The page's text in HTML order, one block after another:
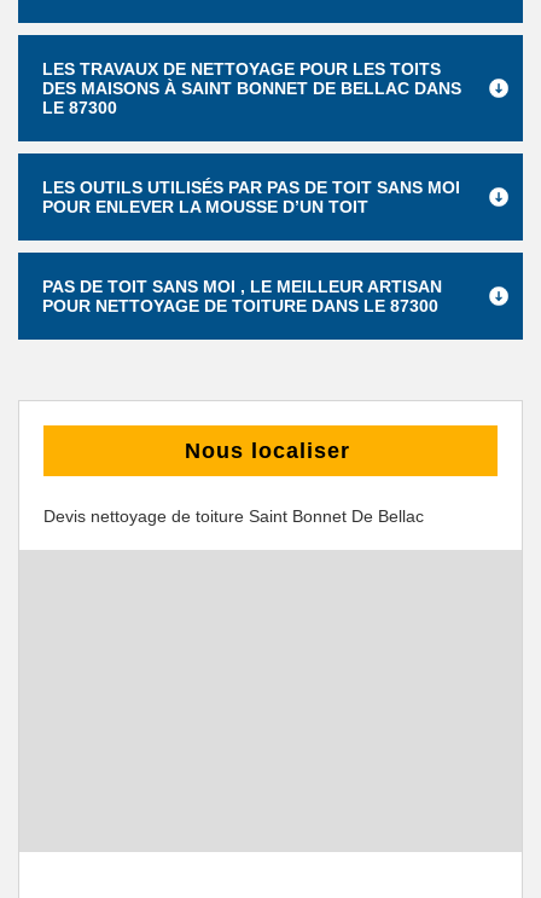
LES TRAVAUX DE NETTOYAGE POUR LES TOITS
DES MAISONS À SAINT BONNET DE BELLAC DANS
LE 87300
LES OUTILS UTILISÉS PAR PAS DE TOIT SANS MOI
POUR ENLEVER LA MOUSSE D’UN TOIT
PAS DE TOIT SANS MOI , LE MEILLEUR ARTISAN
POUR NETTOYAGE DE TOITURE DANS LE 87300
Nous localiser
Devis nettoyage de toiture Saint Bonnet De Bellac